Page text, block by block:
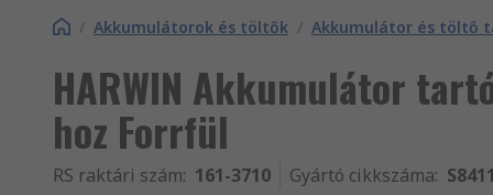
/ Akkumulátorok és töltők / Akkumulátor és töltő
HARWIN Akkumulátor
hoz Forrfül
RS raktári szám: 161-3710 Gyártó cikkszáma: